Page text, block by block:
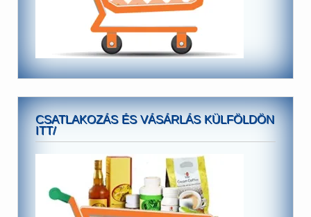
CSATLAKOZÁS ÉS VÁSÁRLÁS KÜLFÖLDÖN
ITT/